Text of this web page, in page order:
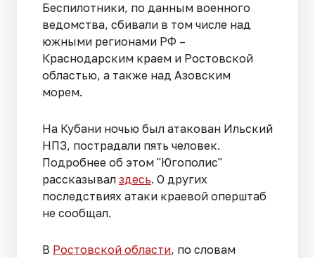
Беспилотники, по данным военного
ведомства, сбивали в том числе над
южными регионами РФ –
Краснодарским краем и Ростовской
областью, а также над Азовским
морем.
На Кубани ночью был атакован Ильский
НПЗ, пострадали пять человек.
Подробнее об этом "Югополис"
рассказывал здесь. О других
последствиях атаки краевой оперштаб
не сообщал.
В Ростовской области, по словам